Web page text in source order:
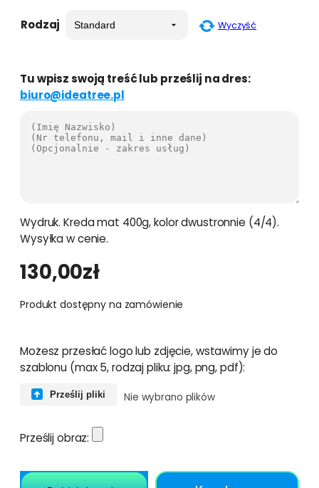
Rodzaj Wyczyść
Tu wpisz swoją treść lub prześlij na dres:
biuro@ideatree.pl
Wydruk. Kreda mat 400g, kolor dwustronnie (4/4).
Wysyłka w cenie.
130,00zł
Produkt dostępny na zamówienie
Możesz przesłać logo lub zdjęcie, wstawimy je do
szablonu (max 5, rodzaj pliku: jpg, png, pdf):
Prześlij pliki Nie wybrano plików
Prześlij obraz: